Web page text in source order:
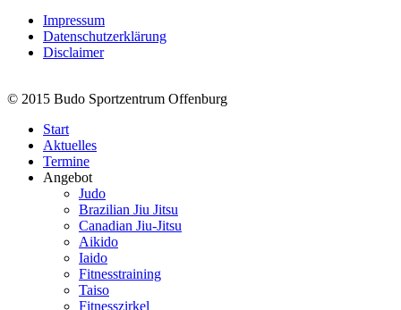
Impressum
Datenschutzerklärung
Disclaimer
© 2015 Budo Sportzentrum Offenburg
Start
Aktuelles
Termine
Angebot
Judo
Brazilian Jiu Jitsu
Canadian Jiu-Jitsu
Aikido
Iaido
Fitnesstraining
Taiso
Fitnesszirkel